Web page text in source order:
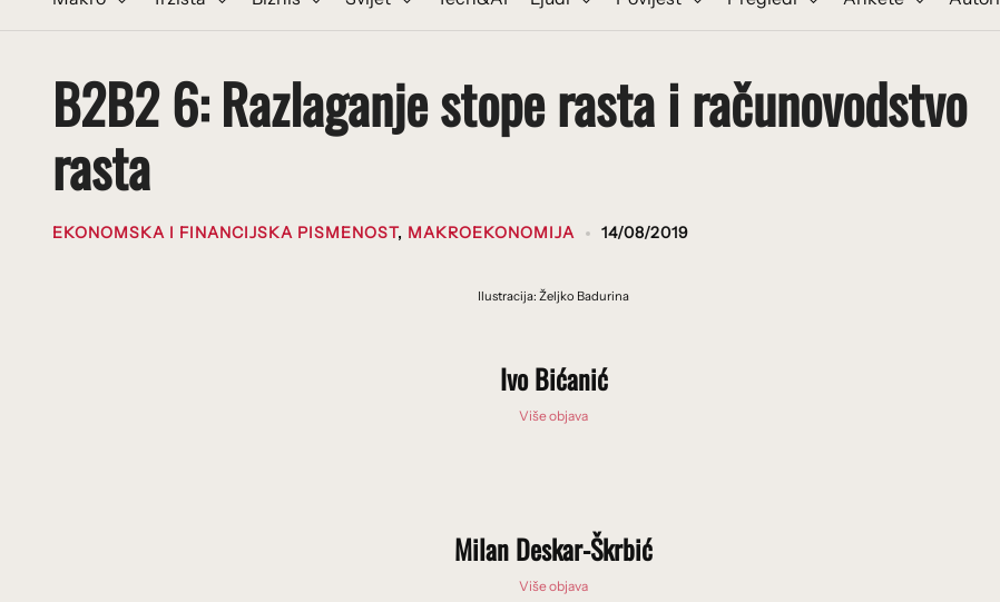
B2B2 6: Razlaganje stope rasta i računovodstvo
rasta
EKONOMSKA I FINANCIJSKA PISMENOST, MAKROEKONOMIJA 14/08/2019
Ilustracija: Željko Badurina
Ivo Bićanić
Više objava
Milan Deskar-Škrbić
Više objava